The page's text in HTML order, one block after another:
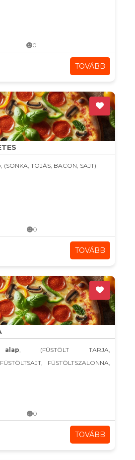
0
TOVÁBB
, (SONKA, TOJÁS, BACON, SAJT)
0
TOVÁBB
, (FÜSTÖLT TARJA,
FÜSTÖLTSZALONNA,
0
TOVÁBB